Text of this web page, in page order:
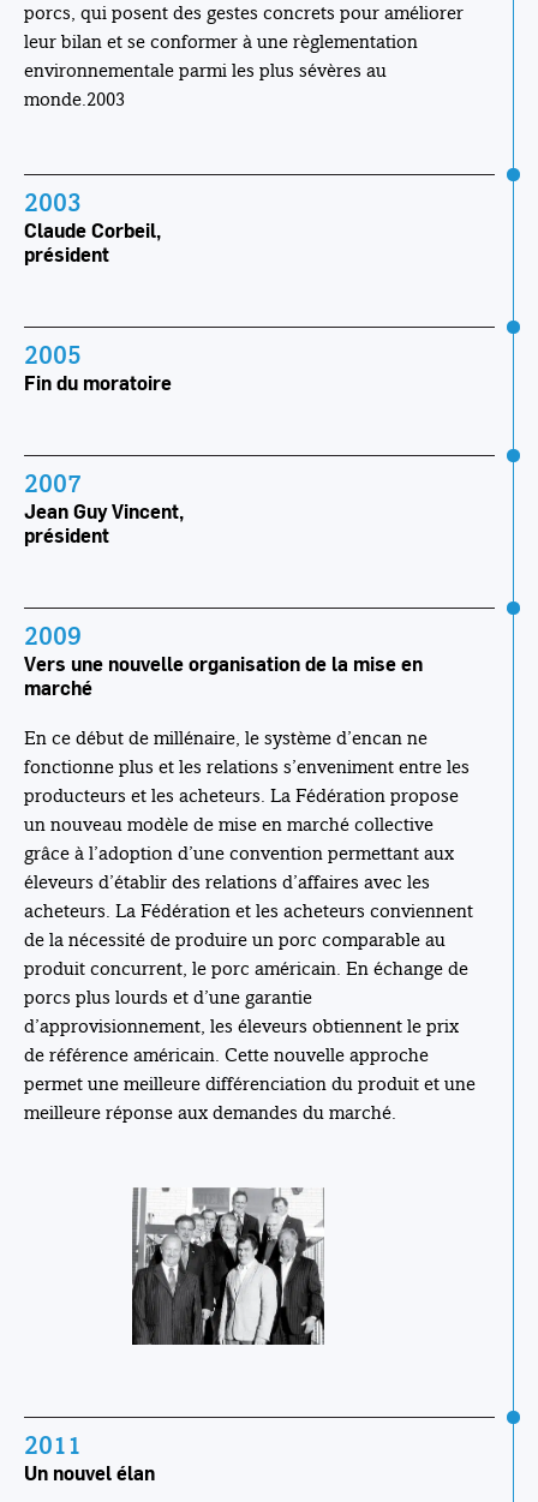
porcs, qui posent des gestes concrets pour améliorer
leur bilan et se conformer à une règlementation
environnementale parmi les plus sévères au
monde.2003
2003
Claude Corbeil,
président
2005
Fin du moratoire
2007
Jean Guy Vincent,
président
2009
Vers une nouvelle organisation de la mise en
marché
En ce début de millénaire, le système d’encan ne
fonctionne plus et les relations s’enveniment entre les
producteurs et les acheteurs. La Fédération propose
un nouveau modèle de mise en marché collective
grâce à l’adoption d’une convention permettant aux
éleveurs d’établir des relations d’affaires avec les
acheteurs. La Fédération et les acheteurs conviennent
de la nécessité de produire un porc comparable au
produit concurrent, le porc américain. En échange de
porcs plus lourds et d’une garantie
d’approvisionnement, les éleveurs obtiennent le prix
de référence américain. Cette nouvelle approche
permet une meilleure différenciation du produit et une
meilleure réponse aux demandes du marché.
2011
Un nouvel élan